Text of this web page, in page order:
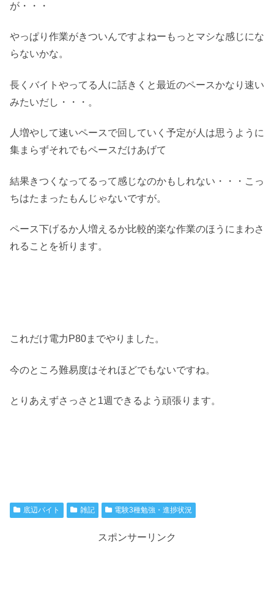
が・・・
やっぱり作業がきついんですよねーもっとマシな感じにな
らないかな。
長くバイトやってる人に話きくと最近のペースかなり速い
みたいだし・・・。
人増やして速いペースで回していく予定が人は思うように
集まらずそれでもペースだけあげて
結果きつくなってるって感じなのかもしれない・・・こっ
ちはたまったもんじゃないですが。
ペース下げるか人増えるか比較的楽な作業のほうにまわさ
れることを祈ります。
これだけ電力P80までやりました。
今のところ難易度はそれほどでもないですね。
とりあえずさっさと1週できるよう頑張ります。
底辺バイト 雑記 電験3種勉強・進捗状況
スポンサーリンク